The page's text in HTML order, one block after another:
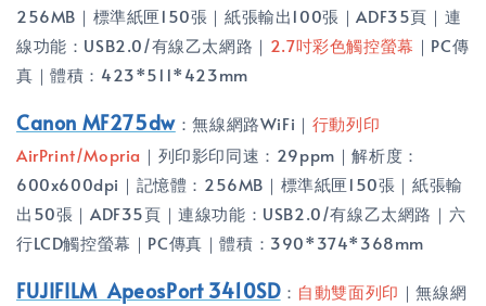
256MB｜標準紙匣150張｜紙張輸出100張｜ADF35頁｜連
線功能：USB2.0/有線乙太網路｜ 2.7吋彩色觸控螢幕 ｜PC傳
真｜體積：423*511*423mm
Canon MF275dw：無線網路WiFi｜ 行動列印
AirPrint/Mopria ｜列印影印同速：29ppm｜解析度：
600x600dpi｜記憶體：256MB｜標準紙匣150張｜紙張輸
出50張｜ADF35頁｜連線功能：USB2.0/有線乙太網路｜六
行LCD觸控螢幕｜PC傳真｜體積：390*374*368mm
FUJIFILM ApeosPort 3410SD： 自動雙面列印 ｜無線網